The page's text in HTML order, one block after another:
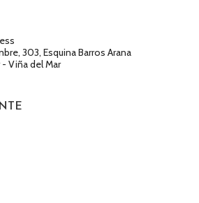
303, Esquina Barros Arana
Viña del Mar